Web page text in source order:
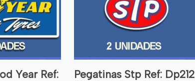
Year Ref:
Pegatinas Stp Ref: Dp212